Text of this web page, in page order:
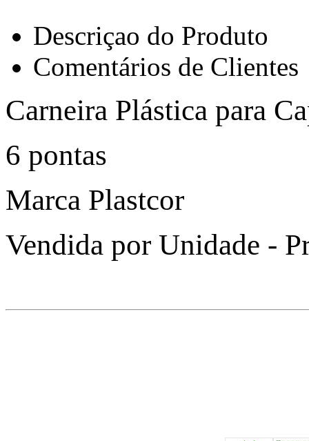
Descriçao do Produto
Comentários de Clientes
Carneira Plástica para
6 pontas
Marca Plastcor
Vendida por Unidade -